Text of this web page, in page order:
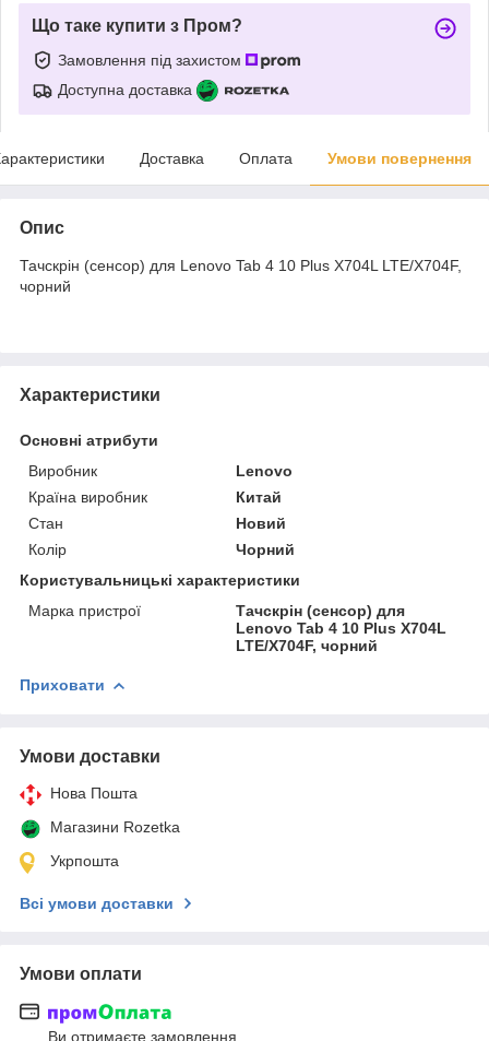
Що таке купити з Пром?
Замовлення під захистом
Доступна доставка
Доставка Оплата Умови повернення
Опис
Тачскрін (сенсор) для Lenovo Tab 4 10 Plus X704L LTE/X704F,
чорний
Характеристики
Основні атрибути
Виробник
Lenovo
Країна виробник
Китай
Стан
Новий
Колір
Чорний
Користувальницькі характеристики
Марка пристрої
Тачскрін (сенсор) для
Lenovo Tab 4 10 Plus X704L
LTE/X704F, чорний
Приховати
Умови доставки
Нова Пошта
Магазини Rozetka
Укрпошта
Всі умови доставки
Умови оплати
Ви отримаєте замовлення